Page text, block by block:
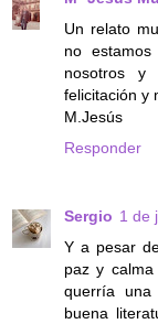
Un relato
no
nosotros y
felicitación y
M.Jesús
Responder
Sergio 1 de
Y a pesar
paz y
querría
buena